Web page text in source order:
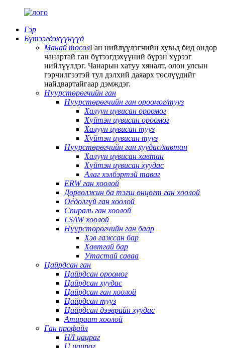
Гэр
Бүтээгдэхүүнүүд
Манай төсөлГан нийлүүлэгчийн хувьд бид өндөр
чанартай ган бүтээгдэхүүний бүрэн хүрээг
нийлүүлдэг. Чанарын хатуу хяналт, олон улсын
гэрчилгээтэй тул дэлхий даяарх төслүүдийг
найдвартайгаар дэмждэг.
Нүүрстөрөгчийн ган
Нүүрстөрөгчийн ган ороомог/тууз
Халуун цувисан ороомог
Хүйтэн цувисан ороомог
Халуун цувисан тууз
Хүйтэн цувисан тууз
Нүүрстөрөгчийн ган хуудас/хавтан
Халуун цувисан хавтан
Хүйтэн цувисан хуудас
Алаг хэлбэртэй таваг
ERW ган хоолой
Дөрвөлжин ба тэгш өнцөгт ган хоолой
Оёдолгүй ган хоолой
Спираль ган хоолой
LSAW хоолой
Нүүрстөрөгчийн ган баар
Хэв гажсан бар
Хавтгай бар
Утастай саваа
Цайрдсан ган
Цайрдсан ороомог
Цайрдсан хуудас
Цайрдсан ган хоолой
Цайрдсан тууз
Цайрдсан дээврийн хуудас
Атираат хоолой
Ган профайл
H/I цацраг
U цацраг